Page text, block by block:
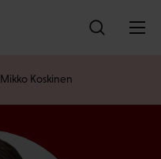
Mikko Koskinen